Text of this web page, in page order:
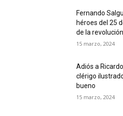
Fernando
héroes del 25
de la revolución
15 marzo, 2024
Adiós a
clérigo
bueno
15 marzo, 2024